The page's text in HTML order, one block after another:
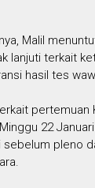
Malil
lanjuti terkait
hasil tes
pertemuan
22
sebelum pleno